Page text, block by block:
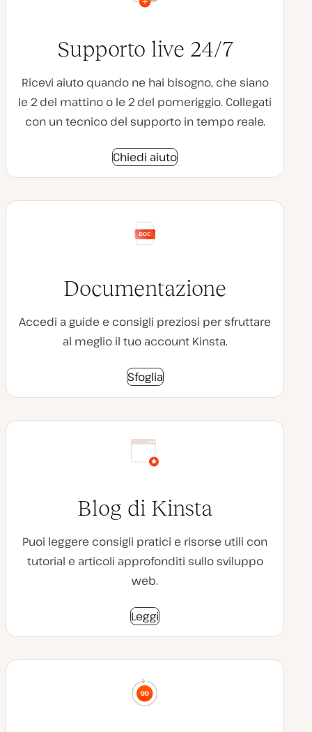
Supporto live 24/7
Ricevi aiuto quando ne hai bisogno, che siano
le 2 del mattino o le 2 del pomeriggio. Collegati
con un tecnico del supporto in tempo reale.
Chiedi aiuto
Documentazione
Accedi a guide e consigli preziosi per sfruttare
al meglio il tuo account Kinsta.
Sfoglia
Blog di Kinsta
Puoi leggere consigli pratici e risorse utili con
tutorial e articoli approfonditi sullo sviluppo
web.
Leggi